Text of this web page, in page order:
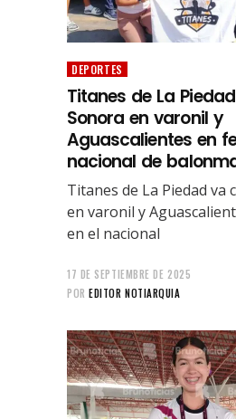
DEPORTES
Titanes de La
Sonora en varonil y
Aguascalientes en
nacional de
Titanes de La Piedad va
en varonil y
en el nacional
17 DE SEPTIEMBRE DE 2025
POR EDITOR NOTIARQUIA